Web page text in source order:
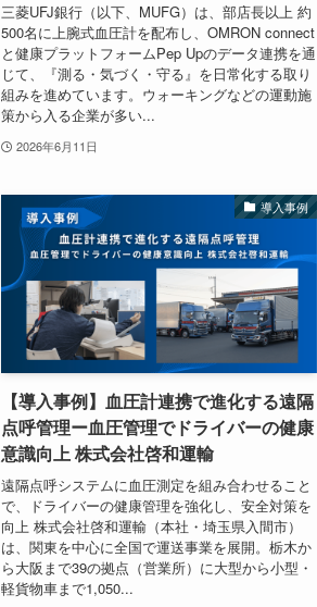
三菱UFJ銀行（以下、MUFG）は、部店長以上 約
500名に上腕式血圧計を配布し、OMRON connect
と健康プラットフォームPep Upのデータ連携を通
じて、『測る・気づく・守る』を日常化する取り
組みを進めています。ウォーキングなどの運動施
策から入る企業が多い...
2026年6月11日
導入事例
【導入事例】血圧計連携で進化する遠隔
点呼管理ー血圧管理でドライバーの健康
意識向上 株式会社啓和運輸
遠隔点呼システムに血圧測定を組み合わせること
で、ドライバーの健康管理を強化し、安全対策を
向上 株式会社啓和運輸（本社・埼玉県入間市）
は、関東を中心に全国で運送事業を展開。栃木か
ら大阪まで39の拠点（営業所）に大型から小型・
軽貨物車まで1,050...